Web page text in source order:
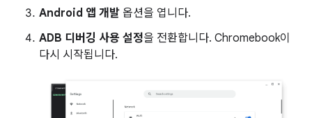
Android 앱 개발 옵션을 엽니다.
ADB 디버깅 사용 설정을 전환합니다. Chromebook이
다시 시작됩니다.